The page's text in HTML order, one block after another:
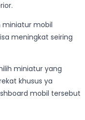
miniatur mobil
meningkat seiring
miniatur yang
khusus ya
mobil tersebut